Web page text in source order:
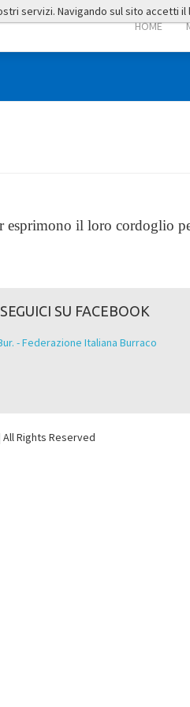
HOME
esprimono il loro cordoglio
SU FACEBOOK
- Federazione Italiana Burraco
All Rights Reserved
servizi. Navigando sul sito accetti il